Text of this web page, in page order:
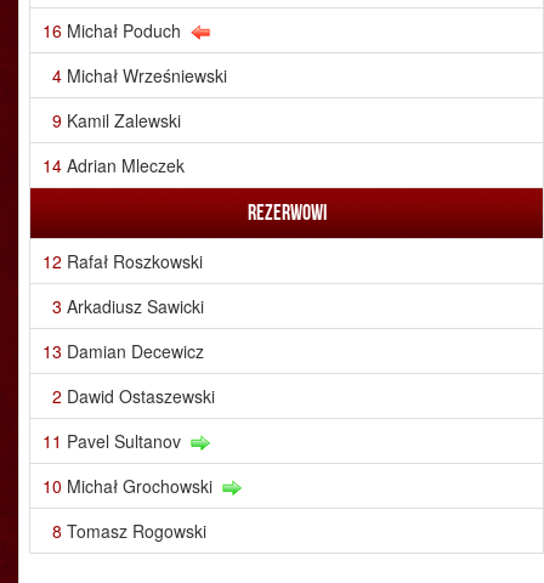
16 Michał Poduch
4 Michał Wrześniewski
9 Kamil Zalewski
14 Adrian Mleczek
Rezerwowi
12 Rafał Roszkowski
3 Arkadiusz Sawicki
13 Damian Decewicz
2 Dawid Ostaszewski
11 Pavel Sultanov
10 Michał Grochowski
8 Tomasz Rogowski